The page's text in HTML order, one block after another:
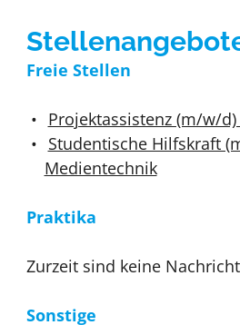
Freie Stellen
Projektassistenz (m/w/d)
Studentische Hilfskraft
Medientechnik
Praktika
Zurzeit sind keine
Sonstige